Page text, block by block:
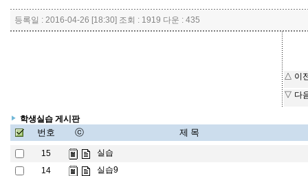
등록일 : 2016-04-26 [18:30] 조회 : 1919 다운 : 435
△ 이
▽ 다
학생실습 게시판
번호 ⓒ 제 목
15
실습
14
실습9